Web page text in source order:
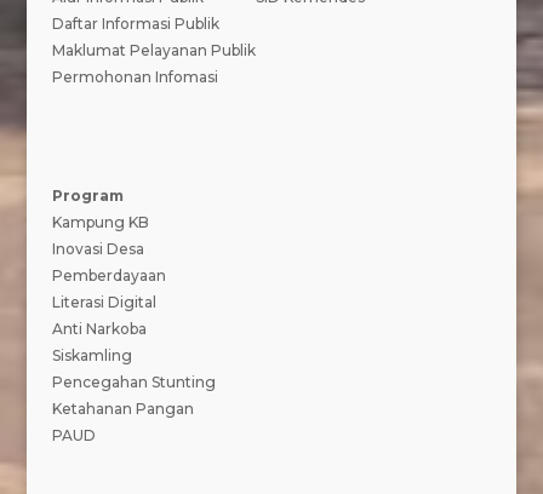
Daftar Informasi Publik
Maklumat Pelayanan Publik
Permohonan Infomasi
Program
Kampung KB
Inovasi Desa
Pemberdayaan
Literasi Digital
Anti Narkoba
Siskamling
Pencegahan Stunting
Ketahanan Pangan
PAUD